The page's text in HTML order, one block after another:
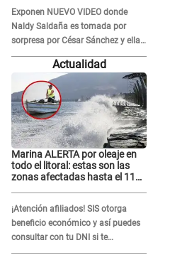
Exponen NUEVO VIDEO donde
Naldy Saldaña es tomada por
sorpresa por César Sánchez y ella
evidencia su REACCIÓN: Le agarró
Actualidad
Marina ALERTA por oleaje en
todo el litoral: estas son las
zonas afectadas hasta el 11
¡Atención afiliados! SIS otorga
beneficio económico y así puedes
consultar con tu DNI si te
corresponde